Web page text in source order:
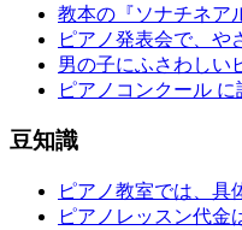
教本の『ソナチネア
ピアノ発表会で、や
男の子にふさわしい
ピアノコンクール に
豆知識
ピアノ教室では、具
ピアノレッスン代金